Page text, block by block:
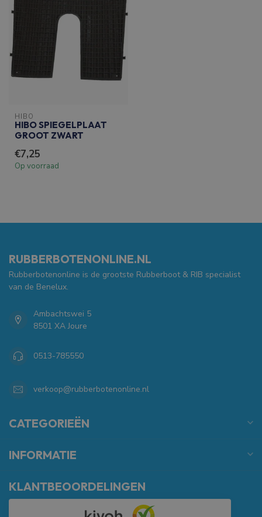
HIBO
HIBO SPIEGELPLAAT
GROOT ZWART
€7,25
Op voorraad
RUBBERBOTENONLINE.NL
Rubberbotenonline is de grootste Rubberboot & RIB specialist
van de Benelux.
Ambachtswei 5
8501 XA Joure
0513-785550
verkoop@rubberbotenonline.nl
CATEGORIEËN
INFORMATIE
KLANTBEOORDELINGEN